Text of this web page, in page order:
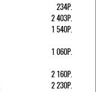
234Р.
2 403Р.
1 540Р.
1 060Р.
2 160Р.
2 230Р.